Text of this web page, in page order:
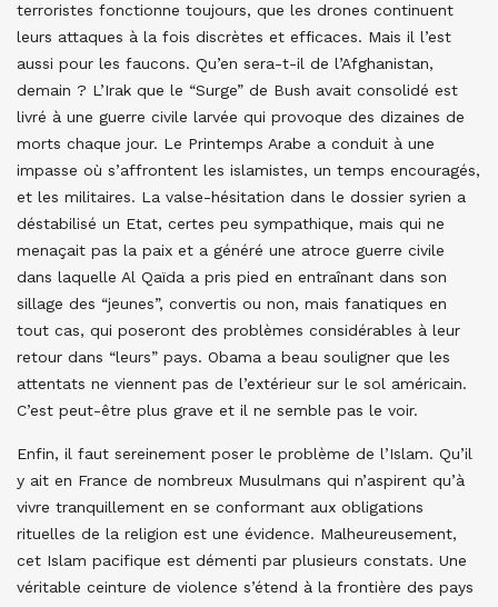
terroristes fonctionne toujours, que les drones continuent
leurs attaques à la fois discrètes et efficaces. Mais il l’est
aussi pour les faucons. Qu’en sera-t-il de l’Afghanistan,
demain ? L’Irak que le “Surge” de Bush avait consolidé est
livré à une guerre civile larvée qui provoque des dizaines de
morts chaque jour. Le Printemps Arabe a conduit à une
impasse où s’affrontent les islamistes, un temps encouragés,
et les militaires. La valse-hésitation dans le dossier syrien a
déstabilisé un Etat, certes peu sympathique, mais qui ne
menaçait pas la paix et a généré une atroce guerre civile
dans laquelle Al Qaïda a pris pied en entraînant dans son
sillage des “jeunes”, convertis ou non, mais fanatiques en
tout cas, qui poseront des problèmes considérables à leur
retour dans “leurs” pays. Obama a beau souligner que les
attentats ne viennent pas de l’extérieur sur le sol américain.
C’est peut-être plus grave et il ne semble pas le voir.
Enfin, il faut sereinement poser le problème de l’Islam. Qu’il
y ait en France de nombreux Musulmans qui n’aspirent qu’à
vivre tranquillement en se conformant aux obligations
rituelles de la religion est une évidence. Malheureusement,
cet Islam pacifique est démenti par plusieurs constats. Une
véritable ceinture de violence s’étend à la frontière des pays